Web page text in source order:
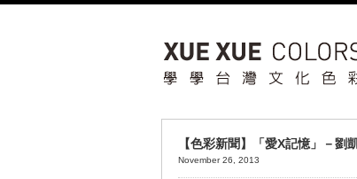
【色彩新聞】「愛X記憶」－
November 26, 2013